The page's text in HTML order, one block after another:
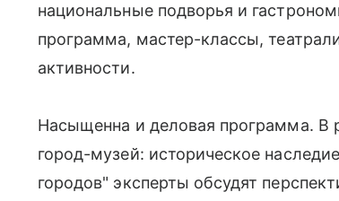
национальные подворья и
программа, мастер-классы,
активности.
Насыщенна и деловая программа. В
город-музей: историческое
городов" эксперты обсудят